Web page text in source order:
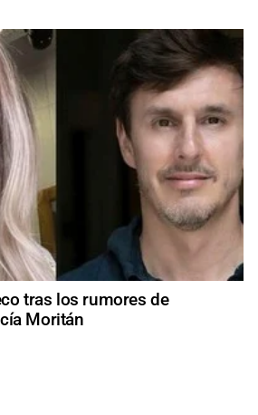
tras los rumores de
Moritán